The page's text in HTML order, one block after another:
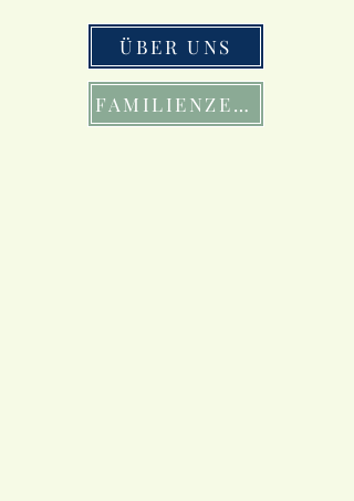
ÜBER UNS
FAMILIENZEIT